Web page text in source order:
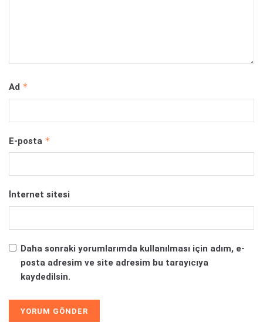
Ad *
E-posta *
İnternet sitesi
Daha sonraki yorumlarımda kullanılması için adım, e-
posta adresim ve site adresim bu tarayıcıya
kaydedilsin.